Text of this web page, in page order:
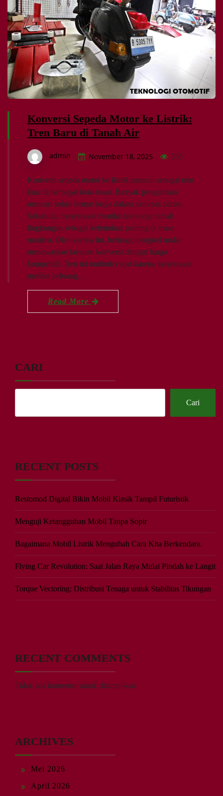
Konversi Sepeda Motor ke Listrik:
Tren Baru di Tanah Air
admin November 18, 2025 535
Konversi sepeda motor ke listrik muncul sebagai tren
kuat di berbagai kota besar. Banyak pengendara
mencari solusi hemat biaya dalam aktivitas harian.
Selain itu, masyarakat menilai teknologi ramah
lingkungan sebagai kebutuhan penting di masa
modern. Oleh karena itu, berbagai bengkel mulai
menawarkan layanan konversi dengan harga
kompetitif. Tren ini tumbuh cepat karena masyarakat
melihat peluang…
Read More
CARI
Cari
RECENT POSTS
Restomod Digital Bikin Mobil Klasik Tampil Futuristik
Menguji Ketangguhan Mobil Tanpa Sopir
Bagaimana Mobil Listrik Mengubah Cara Kita Berkendara.
Flying Car Revolution: Saat Jalan Raya Mulai Pindah ke Langit
Torque Vectoring: Distribusi Tenaga untuk Stabilitas Tikungan
RECENT COMMENTS
Tidak ada komentar untuk ditampilkan.
ARCHIVES
Mei 2026
April 2026